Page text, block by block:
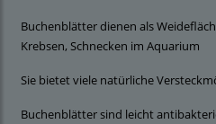
Buchenblätter dienen als
Krebsen, Schnecken im Aquarium
Sie bietet viele natürliche
Buchenblätter sind leicht